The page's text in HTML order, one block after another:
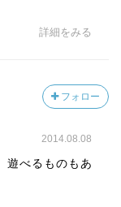
詳細をみる
フォロー
2014.08.08
遊べるものもあ